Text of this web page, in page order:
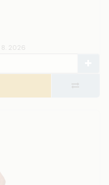
8. 2026